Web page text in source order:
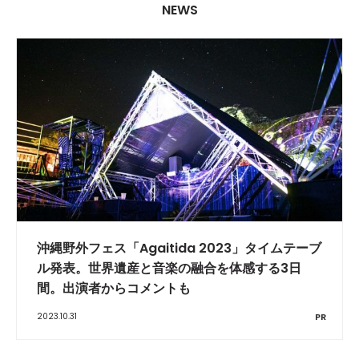
NEWS
沖縄野外フェス「Agaitida 2023」タイムテーブ
ル発表。世界遺産と音楽の融合を体感する3日
間。出演者からコメントも
2023.10.31 PR